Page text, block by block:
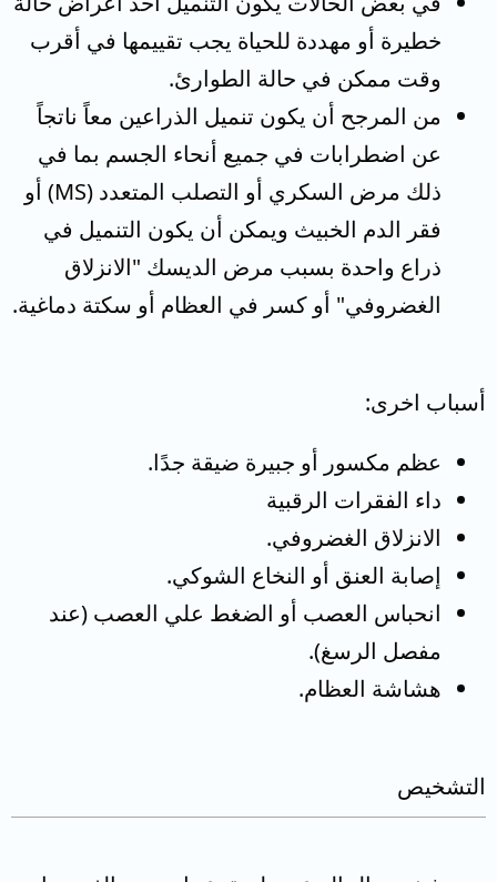
خطيرة أو مهددة للحياة يجب تقييمها في أقرب
وقت ممكن في حالة الطوارئ.
من المرجح أن يكون تنميل الذراعين معاً ناتجاً
عن اضطرابات في جميع أنحاء الجسم بما في
ذلك مرض السكري أو التصلب المتعدد (MS) أو
فقر الدم الخبيث ويمكن أن يكون التنميل في
ذراع واحدة بسبب مرض الديسك "الانزلاق
الغضروفي" أو كسر في العظام أو سكتة دماغية.
أسباب اخرى:
عظم مكسور أو جبيرة ضيقة جدًا.
داء الفقرات الرقبية
الانزلاق الغضروفي.
إصابة العنق أو النخاع الشوكي.
انحباس العصب أو الضغط علي العصب (عند
مفصل الرسغ).
هشاشة العظام.
التشخيص